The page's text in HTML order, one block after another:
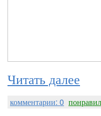
Читать далее
комментарии: 0